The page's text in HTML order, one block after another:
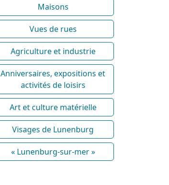
Maisons
Vues de rues
Agriculture et industrie
Anniversaires, expositions et
activités de loisirs
Art et culture matérielle
Visages de Lunenburg
« Lunenburg-sur-mer »